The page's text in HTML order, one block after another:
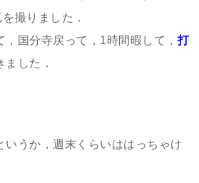
撮りました．
，国分寺戻って，1時間暇して，打
ました．
いうか，週末くらいははっちゃけ